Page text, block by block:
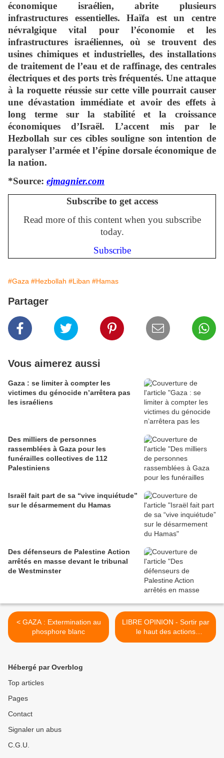
économique israélien, abrite plusieurs
infrastructures essentielles. Haïfa est un centre
névralgique vital pour l’économie et les
infrastructures israéliennes, où se trouvent des
usines chimiques et industrielles, des installations
de traitement de l’eau et de raffinage, des centrales
électriques et des ports très fréquentés. Une attaque
à la roquette réussie sur cette ville pourrait causer
une dévastation immédiate et avoir des effets à
long terme sur la stabilité et la croissance
économiques d’Israël. L’accent mis par le
Hezbollah sur ces cibles souligne son intention de
paralyser l’armée et l’épine dorsale économique de
la nation.
*Source: ejmagnier.com
Subscribe to get access
Read more of this content when you subscribe
today.
Subscribe
#Gaza #Hezbollah #Liban #Hamas
Partager
Vous aimerez aussi
Gaza : se limiter à compter les
victimes du génocide n’arrêtera pas
les israéliens
Des milliers de personnes
rassemblées à Gaza pour les
funérailles collectives de 112
Palestiniens
Israël fait part de sa “vive inquiétude”
sur le désarmement du Hamas
Des défenseurs de Palestine Action
arrêtés en masse devant le tribunal
de Westminster
< GAZA : Extermination au
phosphore blanc
LIBRE OPINION - Sortir par
le haut des actions
terroristes depuis 1948,
Hébergé par Overblog
Top articles
Pages
Contact
Signaler un abus
C.G.U.